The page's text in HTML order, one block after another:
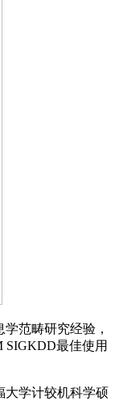
范畴研究经验，
SIGKDD最佳使用
学计较机科学硕